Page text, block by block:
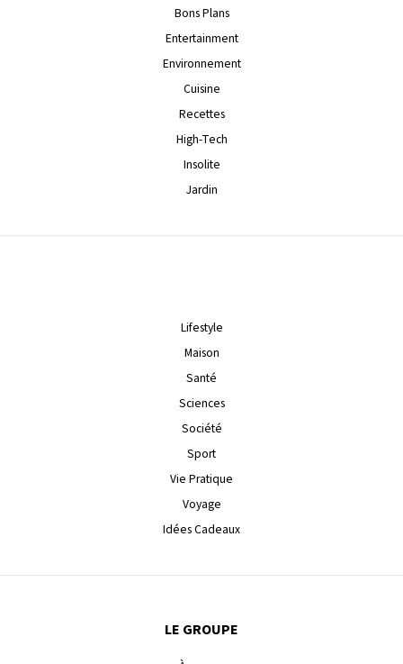
Bons Plans
Entertainment
Environnement
Cuisine
Recettes
High-Tech
Insolite
Jardin
Lifestyle
Maison
Santé
Sciences
Société
Sport
Vie Pratique
Voyage
Idées Cadeaux
LE GROUPE